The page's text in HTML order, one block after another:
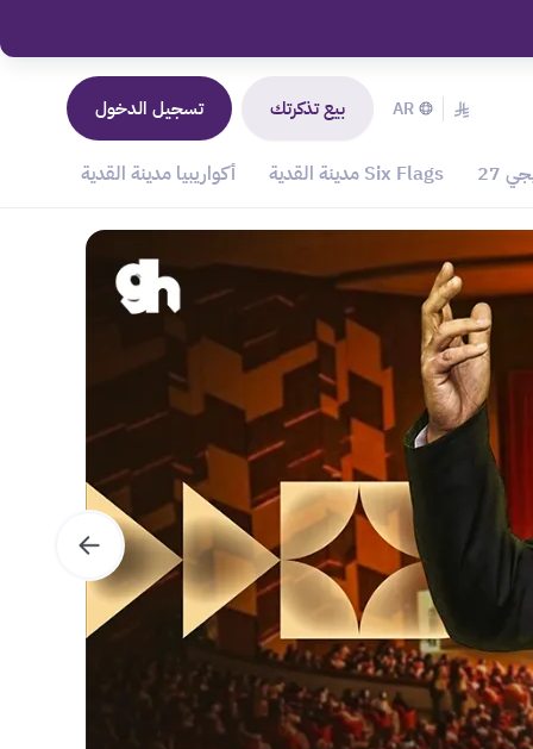
AR بيع تذكرتك تسجيل الدخول
27 Six Flags مدينة القدية أكواريبيا مدينة القدية